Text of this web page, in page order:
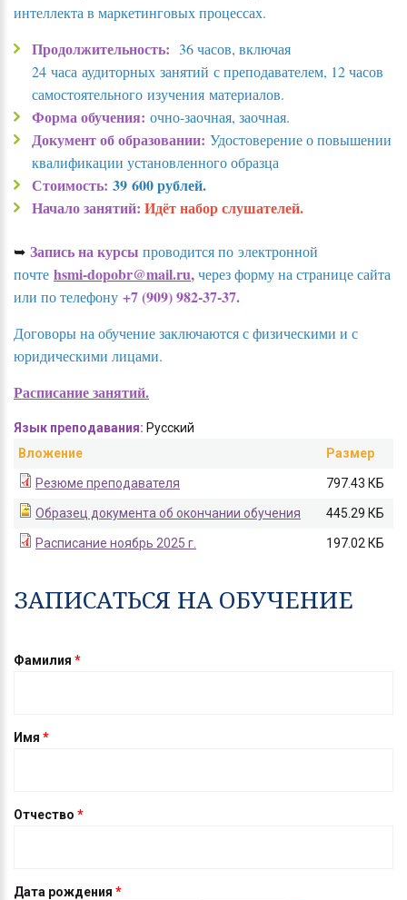
интеллекта в маркетинговых процессах.
Продолжительность: 36 часов, включая
24 часа аудиторных занятий с преподавателем, 12 часов
самостоятельного изучения материалов.
Форма обучения: очно-заочная, заочная.
Документ об образовании: Удостоверение о повышении
квалификации установленного образца
Стоимость: 39 600 рублей.
Начало занятий: Идёт набор слушателей.
➥ Запись на курсы проводится по электронной
почте hsmi-dopobr@mail.ru,через форму на странице сайта
или по телефону +7 (909) 982-37-37.
Договоры на обучение заключаются с физическими и с
юридическими лицами.
Расписание занятий.
Язык преподавания: Русский
Вложение
Размер
Резюме преподавателя 797.43 КБ
Образец документа об окончании обучения 445.29 КБ
Расписание ноябрь 2025 г. 197.02 КБ
ЗАПИСАТЬСЯ НА ОБУЧЕНИЕ
Фамилия *
Имя *
Отчество *
Дата рождения *